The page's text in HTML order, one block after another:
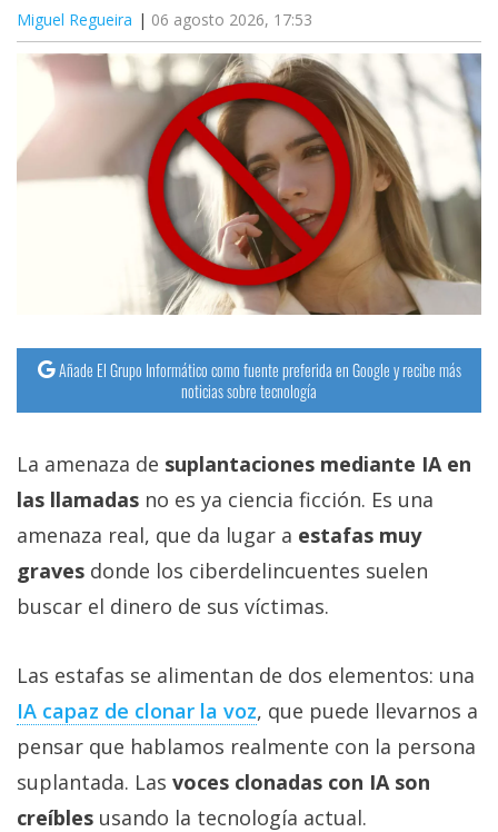
Miguel Regueira 06 agosto 2026, 17:53
Añade El Grupo Informático como fuente preferida en Google y recibe más
noticias sobre tecnología
La amenaza de suplantaciones mediante IA en
las llamadas no es ya ciencia ficción. Es una
amenaza real, que da lugar a estafas muy
graves donde los ciberdelincuentes suelen
buscar el dinero de sus víctimas.
Las estafas se alimentan de dos elementos: una
IA capaz de clonar la voz‎, que puede llevarnos a
pensar que hablamos realmente con la persona
suplantada. Las voces clonadas con IA son
creíbles usando la tecnología actual.